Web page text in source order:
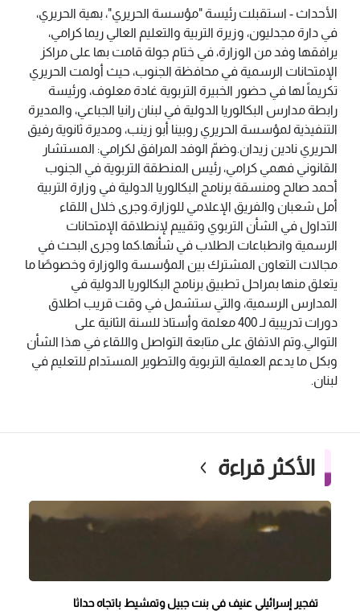
الأحداث - استقبلت رئيسة "مؤسسة الحريري"، بهية الحريري،
في دارة مجدليون، وزيرة التربية والتعليم العالي ريما كرامي،
يرافقها وفد من الوزارة، في ختام جولة قامت بها على مراكز
الإمتحانات الرسمية في محافظة الجنوب، حيث أولمت الحريري
تكريماً لها في حضور الخبيرة التربوية غادة معلوف، ورئيسة
رابطة مدارس البكالوريا الدولية في لبنان رانيا الجباعي، والمديرة
التنفيذية لمؤسسة الحريري روبينا أبو زينب، ومديرة ثانوية رفيق
الحريري نادين زيدان.وضمّ الوفد المرافق لكرامي: المستشار
القانوني فهمي كرامي، رئيس المنطقة التربوية في الجنوب
أحمد صالح ومنسقة برنامج البكالوريا الدولية في وزارة التربية
أمل شعبان والفريق الإعلامي للوزارة.وجرى خلال اللقاء
التداول في الشأن التربوي وتقييم لإنطلاقة الإمتحانات
الرسمية وانطباعات الطلاب في شأنها.كما وجرى البحث في
مجالات التعاون المشترك بين المؤسسة والوزارة وخصوصًا ما
يتعلق منها بمراحل تطبيق برنامج البكالوريا الدولية في
المدارس الرسمية، والتي ستشمل في وقت قريب اطلاق
دورات تدريبية لـ 400 معلمة وأستاذ للسنة الثانية على
التوالي.وتم الاتفاق على متابعة التواصل واللقاء في هذا الشأن
وبكل ما يدعم العملية التربوية والتطوير المستدام للتعليم في
لبنان.
الأكثر قراءة
تفجير إسرائيلي عنيف في بنت جبيل وتمشيط باتجاه حداثا